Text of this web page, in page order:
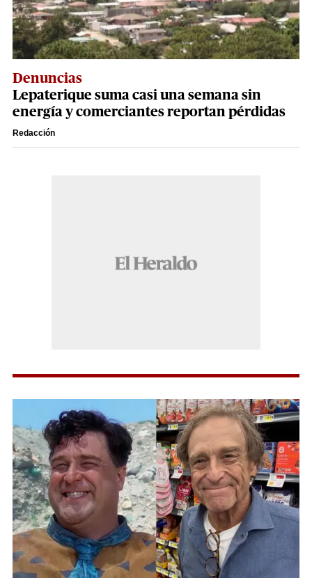
Denuncias
Lepaterique suma casi una semana sin
energía y comerciantes reportan pérdidas
Redacción